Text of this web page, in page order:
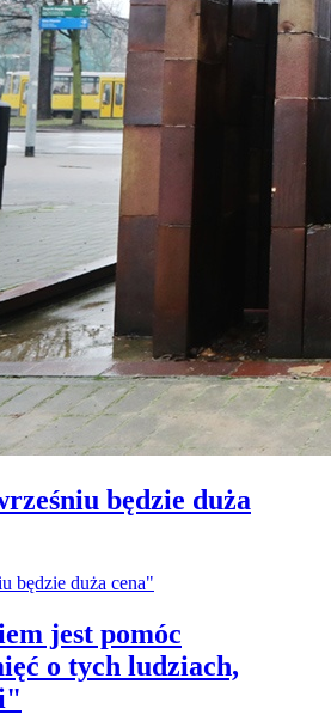
będzie duża
jest pomóc
o tych ludziach,